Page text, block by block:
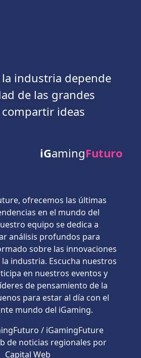
industria depende
de las grandes
ideas
iGamingFuturo
ofrecemos las últimas
en el mundo del
equipo se dedica a
análisis profundos para
sobre las innovaciones
industria. Escucha nuestros
en nuestros eventos y
de pensamiento de la
para estar al día con el
mundo del iGaming.
/ iGamingFuture
de noticias regionales por
Capital Web